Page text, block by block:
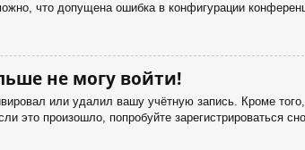
что допущена ошибка в конфигурации
не могу войти!
или удалил вашу учётную запись. Кроме
произошло, попробуйте зарегистрироваться